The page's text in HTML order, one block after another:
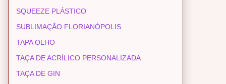
SQUEEZE PLÁSTICO
SUBLIMAÇÃO FLORIANÓPOLIS
TAPA OLHO
TAÇA DE ACRÍLICO PERSONALIZADA
TAÇA DE GIN